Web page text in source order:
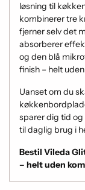
løsning til
kombinerer tre
fjerner selv det
absorberer
og den blå
finish – helt
Uanset om du
sparer dig tid
til daglig brug i
Bestil Vileda
– helt uden